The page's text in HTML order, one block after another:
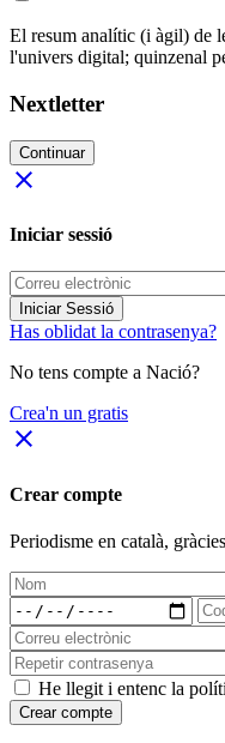
El resum analític (i àgil) de
l'univers digital; quinzenal
Nextletter
Continuar
close
Iniciar sessió
Iniciar Sessió
Has oblidat la contrasenya?
No tens compte a Nació?
Crea'n un gratis
close
Crear compte
Periodisme en català,
He llegit i entenc la
Crear compte